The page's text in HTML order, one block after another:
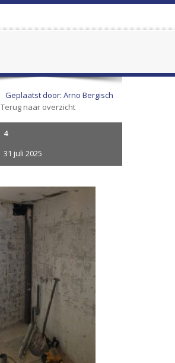
Geplaatst door: Arno Bergisch
Terug naar overzicht
4
31 juli 2025